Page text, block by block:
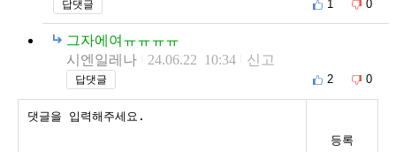
답댓글 1 0
그자에여ㅠㅠㅠㅠ
시엔일레나
24.06.22 10:34 신고
답댓글 2 0
등록